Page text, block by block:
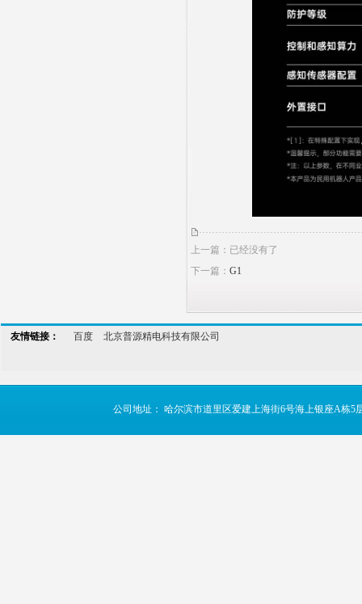
上一篇：已经没有了
下一篇：G1
友情链接： 百度 北京普源精电科技有限公司
公司地址： 哈尔滨市道里区爱建上海街6号海上银座A